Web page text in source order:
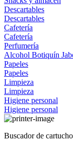
Descartables
Descartables
Cafetería
Cafetería
Perfumería
Alcohol Botiquín
Papeles
Papeles
Limpieza
Limpieza
Higiene personal
Higiene personal
Buscador de